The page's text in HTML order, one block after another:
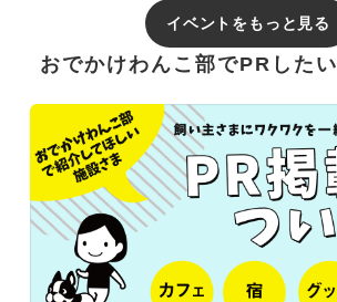
イベントをもっと見る
おでかけわんこ部でPRしたい